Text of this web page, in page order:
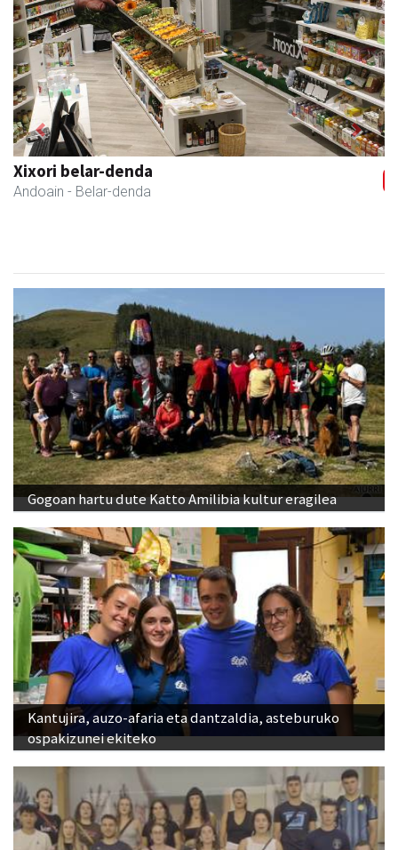
Adats ileapaindegi eta estetika
Andoain - Ile-apaindegiak
Previous Next
Gogoan hartu dute Katto Amilibia kultur eragilea
Kantujira, auzo-afaria eta dantzaldia, asteburuko
ospakizunei ekiteko